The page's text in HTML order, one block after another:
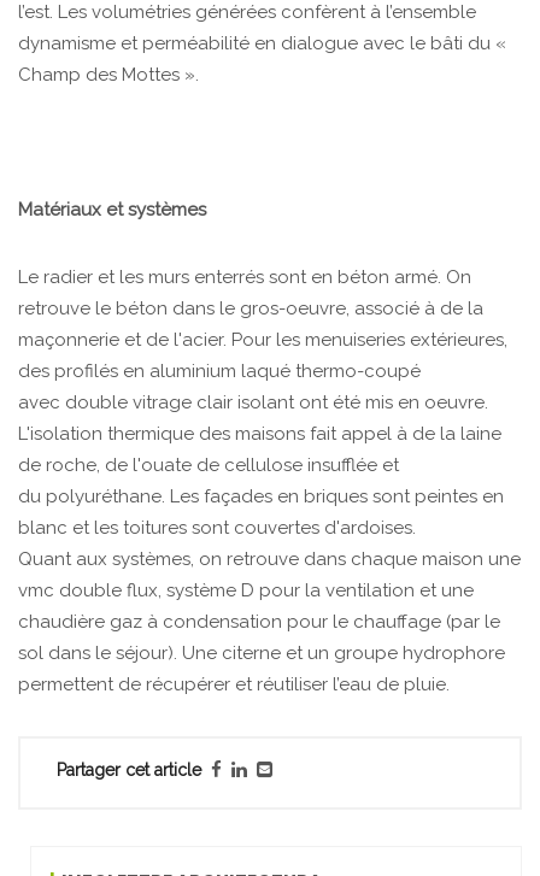
l’est. Les volumétries générées confèrent à l’ensemble
dynamisme et perméabilité en dialogue avec le bâti du «
Champ des Mottes ».
Matériaux et systèmes
Le radier et les murs enterrés sont en béton armé. On
retrouve le béton dans le gros-oeuvre, associé à de la
maçonnerie et de l'acier. Pour les menuiseries extérieures,
des profilés en aluminium laqué thermo-coupé
avec double vitrage clair isolant ont été mis en oeuvre.
L'isolation thermique des maisons fait appel à de la laine
de roche, de l'ouate de cellulose insufflée et
du polyuréthane. Les façades en briques sont peintes en
blanc et les toitures sont couvertes d'ardoises.
Quant aux systèmes, on retrouve dans chaque maison une
vmc double flux, système D pour la ventilation et une
chaudière gaz à condensation pour le chauffage (par le
sol dans le séjour). Une citerne et un groupe hydrophore
permettent de récupérer et réutiliser l’eau de pluie.
Partager cet article